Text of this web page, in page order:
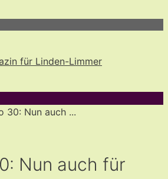
30: Nun auch ...
Nun auch für